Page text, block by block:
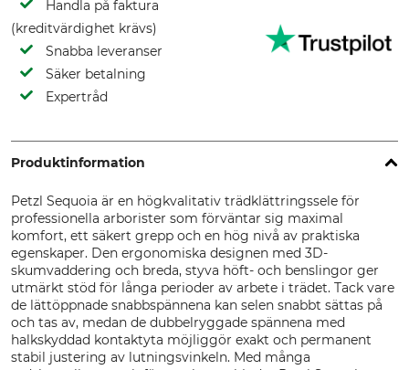
Handla på faktura
(kreditvärdighet krävs)
Snabba leveranser
Säker betalning
Expertråd
Produktinformation
Petzl Sequoia är en högkvalitativ trädklättringssele för
professionella arborister som förväntar sig maximal
komfort, ett säkert grepp och en hög nivå av praktiska
egenskaper. Den ergonomiska designen med 3D-
skumvaddering och breda, styva höft- och benslingor ger
utmärkt stöd för långa perioder av arbete i trädet. Tack vare
de lättöppnade snabbspännena kan selen snabbt sättas på
och tas av, medan de dubbelryggade spännena med
halkskyddad kontaktyta möjliggör exakt och permanent
stabil justering av lutningsvinkeln. Med många